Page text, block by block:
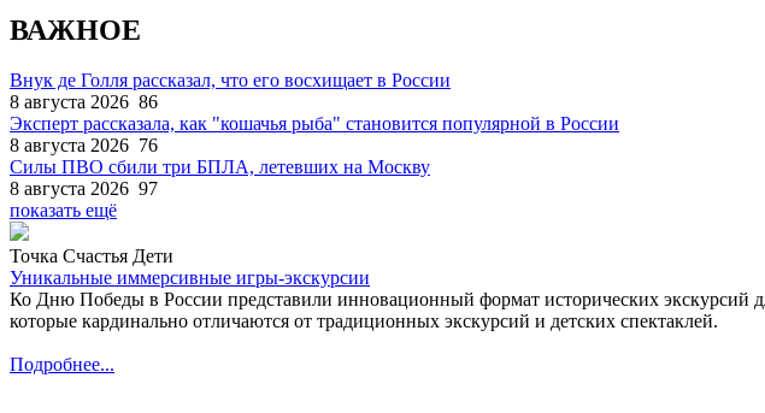
ВАЖНОЕ
Внук де Голля рассказал, что его восхищает в России
8 августа 2026 86
Эксперт рассказала, как "кошачья рыба" становится популярной в России
8 августа 2026 76
Силы ПВО сбили три БПЛА, летевших на Москву
8 августа 2026 97
показать ещё
Точка Счастья Дети
Уникальные иммерсивные игры-экскурсии
Ко Дню Победы в России представили инновационный формат исторических
которые кардинально отличаются от традиционных экскурсий и детских спектаклей.
Подробнее...